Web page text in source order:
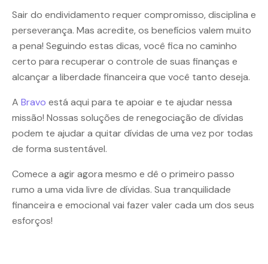
Sair do endividamento requer compromisso, disciplina e
perseverança. Mas acredite, os benefícios valem muito
a pena! Seguindo estas dicas, você fica no caminho
certo para recuperar o controle de suas finanças e
alcançar a liberdade financeira que você tanto deseja.
A Bravo está aqui para te apoiar e te ajudar nessa
missão! Nossas soluções de renegociação de dívidas
podem te ajudar a quitar dívidas de uma vez por todas
de forma sustentável.
Comece a agir agora mesmo e dê o primeiro passo
rumo a uma vida livre de dívidas. Sua tranquilidade
financeira e emocional vai fazer valer cada um dos seus
esforços!